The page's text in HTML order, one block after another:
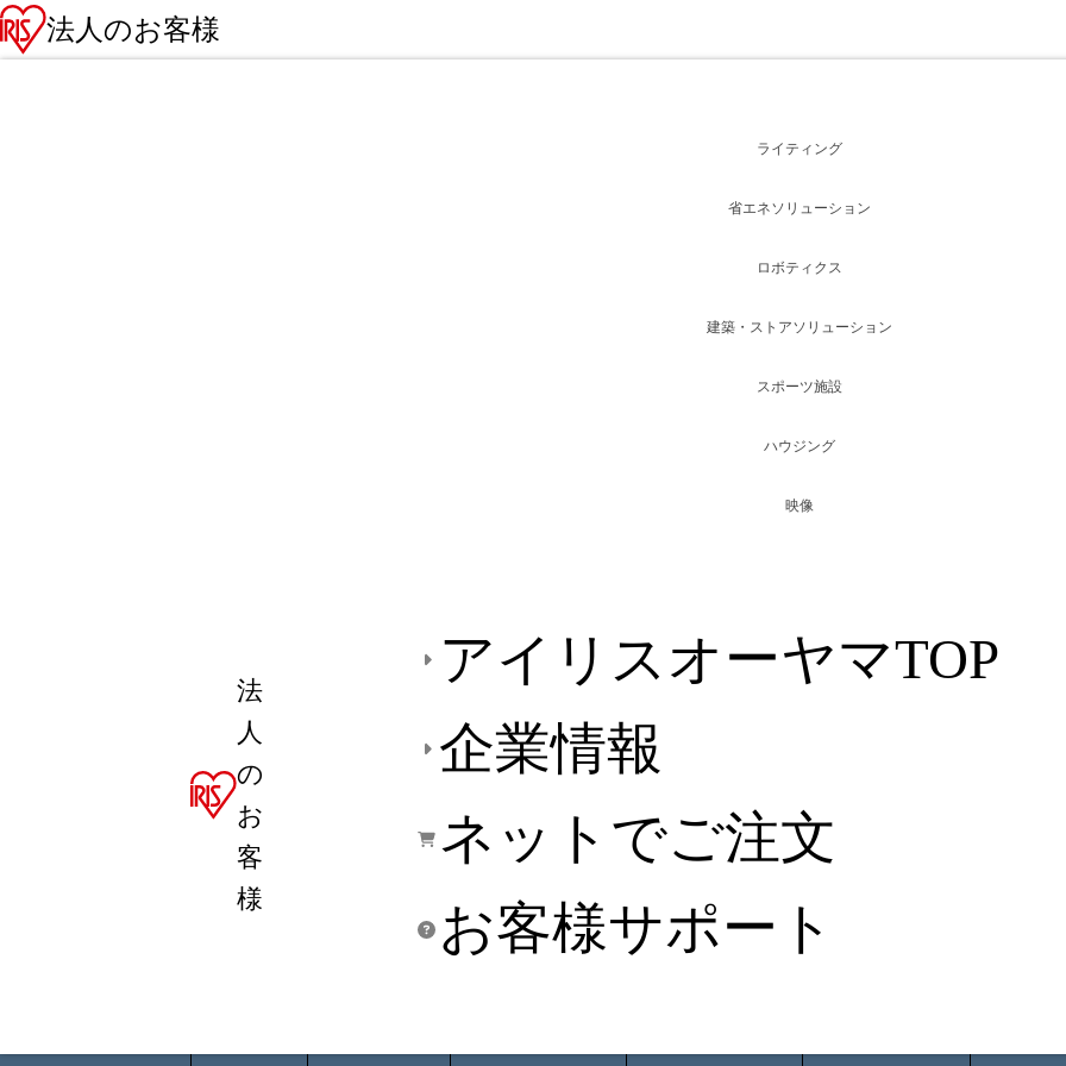
法人のお客様
法
人
の
お
客
様
アイリスオーヤマTOP
企業情報
ネットでご注文
お客様サポート
ライティング
省エネソリューション
ロボティクス
建築・ストアソリューション
スポーツ施設
ハウジング
映像